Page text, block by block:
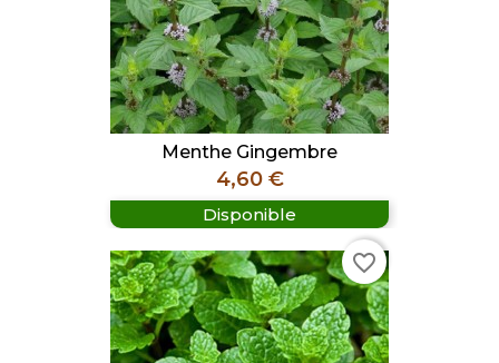
Menthe Gingembre
Prix
4,60 €
Disponible
favorite_border